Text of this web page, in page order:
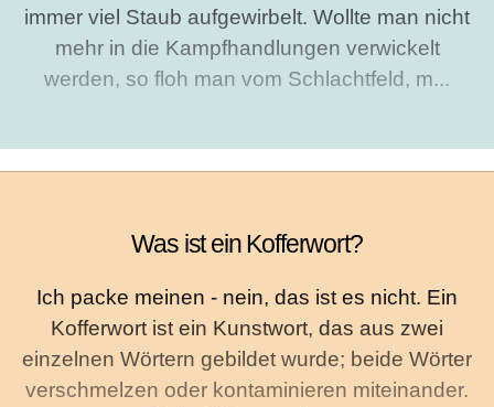
immer viel Staub aufgewirbelt. Wollte man nicht
mehr in die Kampfhandlungen verwickelt
werden, so floh man vom Schlachtfeld, m...
Was ist ein Kofferwort?
Ich packe meinen - nein, das ist es nicht. Ein
Kofferwort ist ein Kunstwort, das aus zwei
einzelnen Wörtern gebildet wurde; beide Wörter
verschmelzen oder kontaminieren miteinander.